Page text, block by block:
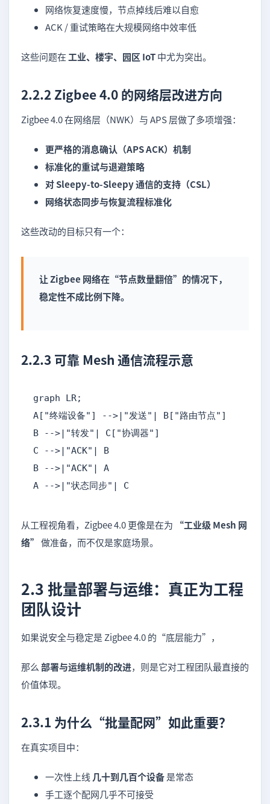
网络恢复速度慢，节点掉线后难以自愈
ACK / 重试策略在大规模网络中效率低
这些问题在 工业、楼宇、园区 IoT中尤为突出。
2.2.2 Zigbee 4.0 的网络层改进方向
Zigbee 4.0 在网络层（NWK）与 APS 层做了多项增强：
更严格的消息确认（APS ACK）机制
标准化的重试与退避策略
对 Sleepy-to-Sleepy 通信的支持（CSL）
网络状态同步与恢复流程标准化
这些改动的目标只有一个：
让 Zigbee 网络在“节点数量翻倍”的情况下，
稳定性不成比例下降。
2.2.3 可靠 Mesh 通信流程示意
graph LR;
A["终端设备"] -->|"发送"| B["路由节点"]
B -->|"转发"| C["协调器"]
C -->|"ACK"| B
B -->|"ACK"| A
A -->|"状态同步"| C
从工程视角看，Zigbee 4.0 更像是在为
“工业级 Mesh 网
络” 做准备，而不仅是家庭场景。
2.3 批量部署与运维：真正为工程
团队设计
如果说安全与稳定是 Zigbee 4.0 的“底层能力”，
那么部署与运维机制的改进，则是它对工程团队最直接的
价值体现。
2.3.1 为什么“批量配网”如此重要？
在真实项目中：
一次性上线 几十到几百个设备是常态
手工逐个配网几乎不可接受